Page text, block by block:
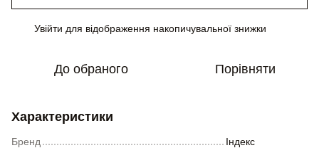
Увійти для відображення накопичувальної знижки
До обраного Порівняти
Характеристики
Бренд Індекс